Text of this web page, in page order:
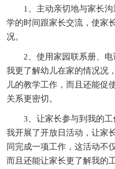
1、主动亲切地与家长
学的时间跟家长交流，使家
况。
2、使用家园联系册、
我更了解幼儿在家的情况况
儿的教学工作，而且还能促
关系更密切。
3、让家长参与到我的
我开展了开放日活动，让家
同完成一项工作，这活动不
而且还能让家长更了解我的